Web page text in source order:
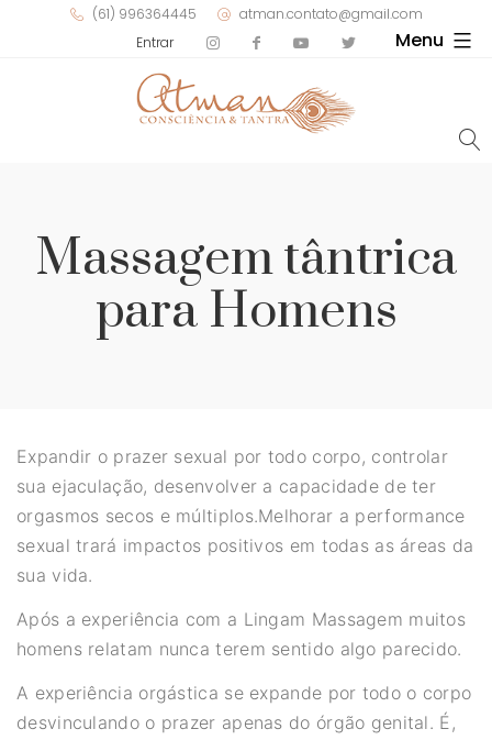
(61) 996364445
atman.contato@gmail.com
Entrar
Menu
Massagem tântrica
para Homens
Expandir o prazer sexual por todo corpo, controlar
sua ejaculação, desenvolver a capacidade de ter
orgasmos secos e múltiplos.Melhorar a performance
sexual trará impactos positivos em todas as áreas da
sua vida.
Após a experiência com a Lingam Massagem muitos
homens relatam nunca terem sentido algo parecido.
A experiência orgástica se expande por todo o corpo
desvinculando o prazer apenas do órgão genital. É,